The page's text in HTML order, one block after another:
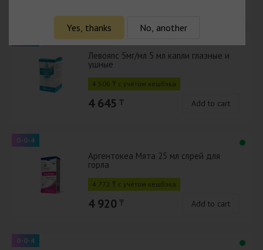
On prescription
Левояпс 5мг/мл 5 мл капли глазные и
ушные
4 506 ₸ с учётом кешбэка
4 645 ₸ Add to cart
0-0-4
Аргентокеа Мята 25 мл спрей для
горла
4 772 ₸ с учётом кешбэка
4 920 ₸ Add to cart
0-0-4
Yes, thanks No, another